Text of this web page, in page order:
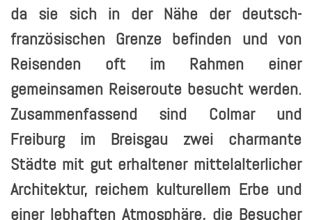
da sie sich in der Nähe der deutsch-
französischen Grenze befinden und von
Reisenden oft im Rahmen einer
gemeinsamen Reiseroute besucht werden.
Zusammenfassend sind Colmar und
Freiburg im Breisgau zwei charmante
Städte mit gut erhaltener mittelalterlicher
Architektur, reichem kulturellem Erbe und
einer lebhaften Atmosphäre, die Besucher